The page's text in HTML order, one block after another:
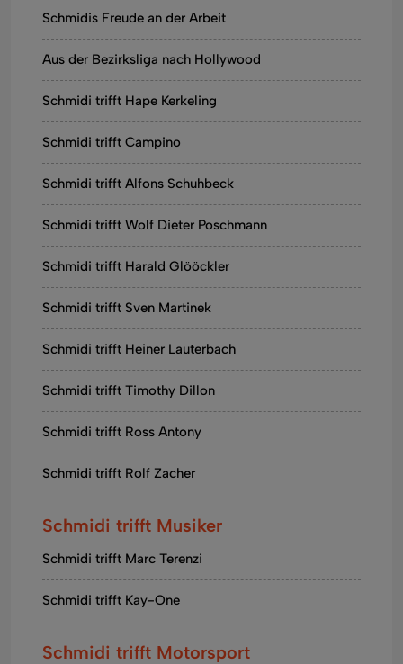
Schmidis Freude an der Arbeit
Aus der Bezirksliga nach Hollywood
Schmidi trifft Hape Kerkeling
Schmidi trifft Campino
Schmidi trifft Alfons Schuhbeck
Schmidi trifft Wolf Dieter Poschmann
Schmidi trifft Harald Glööckler
Schmidi trifft Sven Martinek
Schmidi trifft Heiner Lauterbach
Schmidi trifft Timothy Dillon
Schmidi trifft Ross Antony
Schmidi trifft Rolf Zacher
Schmidi trifft Musiker
Schmidi trifft Marc Terenzi
Schmidi trifft Kay-One
Schmidi trifft Motorsport